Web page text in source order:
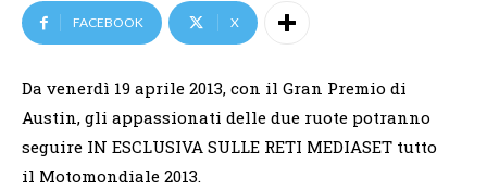
FACEBOOK X
Da venerdì 19 aprile 2013, con il Gran Premio di
Austin, gli appassionati delle due ruote potranno
seguire IN ESCLUSIVA SULLE RETI MEDIASET tutto
il Motomondiale 2013.